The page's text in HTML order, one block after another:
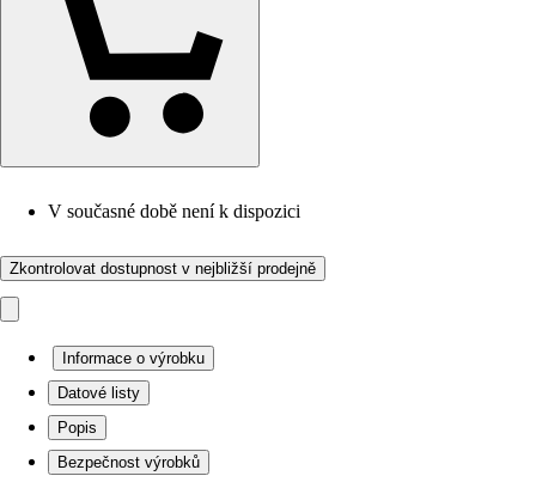
V současné době není k dispozici
Zkontrolovat dostupnost v nejbližší prodejně
Informace o výrobku
Datové listy
Popis
Bezpečnost výrobků